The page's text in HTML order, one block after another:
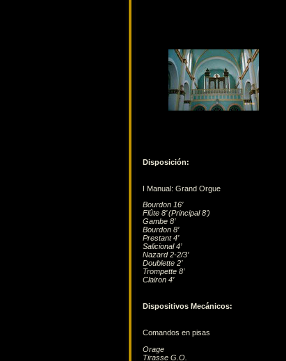
Disposición:
I Manual: Grand Orgue
Bourdon 16’
Flûte 8’ (Principal 8’)
Gambe 8’
Bourdon 8’
Prestant 4’
Salicional 4’
Nazard 2-2/3’
Doublette 2’
Trompette 8’
Clairon 4’
Dispositivos Mecánicos:
Comandos en pisas
Orage
Tirasse G.O.